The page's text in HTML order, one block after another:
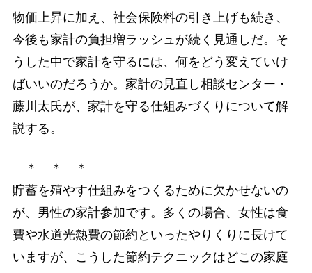
物価上昇に加え、社会保険料の引き上げも続き、
今後も家計の負担増ラッシュが続く見通しだ。そ
うした中で家計を守るには、何をどう変えていけ
ばいいのだろうか。家計の見直し相談センター・
藤川太氏が、家計を守る仕組みづくりについて解
説する。
＊ ＊ ＊
貯蓄を殖やす仕組みをつくるために欠かせないの
が、男性の家計参加です。多くの場合、女性は食
費や水道光熱費の節約といったやりくりに長けて
いますが、こうした節約テクニックはどこの家庭